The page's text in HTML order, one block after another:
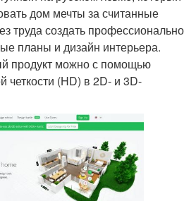
дом мечты за считанные
труда создать профессионально
планы и дизайн интерьера.
продукт можно с помощью
четкости (HD) в 2D- и 3D-